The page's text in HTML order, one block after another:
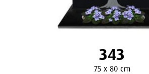
343
75 x 80 cm